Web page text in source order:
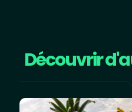
Découvrir